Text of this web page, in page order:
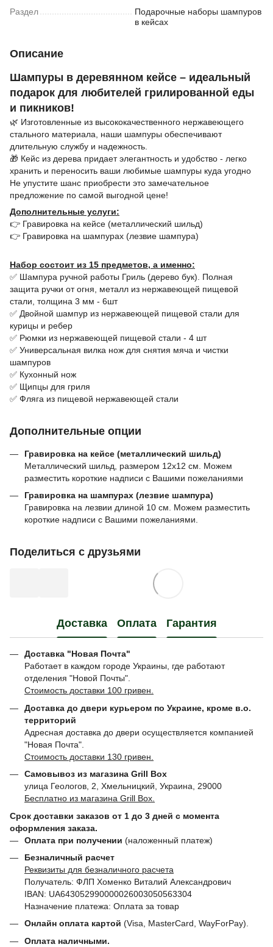
Раздел
Подарочные наборы шампуров
в кейсах
Описание
Шампуры в деревянном кейсе – идеальный
подарок для любителей грилированной еды
и пикников!
🌿 Изготовленные из высококачественного нержавеющего
стального материала, наши шампуры обеспечивают
длительную службу и надежность.
🎁 Кейс из дерева придает элегантность и удобство - легко
хранить и переносить ваши любимые шампуры куда угодно
Не упустите шанс приобрести это замечательное
предложение по самой выгодной цене!
Дополнительные услуги:
👉 Гравировка на кейсе (металлический шильд)
👉 Гравировка на шампурах (лезвие шампура)
Набор состоит из 15 предметов, а именно:
✅ Шампура ручной работы Гриль (дерево бук). Полная
защита ручки от огня, металл из нержавеющей пищевой
стали, толщина 3 мм - 6шт
✅ Двойной шампур из нержавеющей пищевой стали для
курицы и ребер
✅ Рюмки из нержавеющей пищевой стали - 4 шт
✅ Универсальная вилка нож для снятия мяча и чистки
шампуров
✅ Кухонный нож
✅ Щипцы для гриля
✅ Фляга из пищевой нержавеющей стали
Дополнительные опции
Гравировка на кейсе (металлический шильд)
Металлический шильд, размером 12х12 см. Можем
разместить короткие надписи с Вашими пожеланиями
Гравировка на шампурах (лезвие шампура)
Гравировка на лезвии длиной 10 см. Можем разместить
короткие надписи с Вашими пожеланиями.
Поделиться с друзьями
Доставка Оплата Гарантия
Доставка "Новая Почта"
Работает в каждом городе Украины, где работают
отделения "Новой Почты".
Стоимость доставки 100 гривен.
Доставка до двери курьером по Украине, кроме в.о.
территорий
Адресная доставка до двери осуществляется компанией
"Новая Почта".
Стоимость доставки 130 гривен.
Самовывоз из магазина Grill Box
улица Геологов, 2, Хмельницкий, Украина, 29000
Бесплатно из магазина Grill Box.
Срок доставки заказов от 1 до 3 дней с момента
оформления заказа.
Оплата при получении (наложенный платеж)
Безналичный расчет
Реквизиты для безналичного расчета
Получатель: ФЛП Хоменко Виталий Александрович
IBAN: UA643052990000026003050563304
Назначение платежа: Оплата за товар
Онлайн оплата картой (Visa, MasterCard, WayForPay).
Оплата наличными.